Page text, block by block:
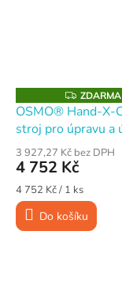
Z
D
A
R
A
ZDARMA
OSMO® Hand-X-
stroj pro úpravu a
dřevěných povrchů
3 927,27 Kč bez DPH
4 752 Kč
Měrná
cena:
4 752 Kč / 1 ks
Do košíku